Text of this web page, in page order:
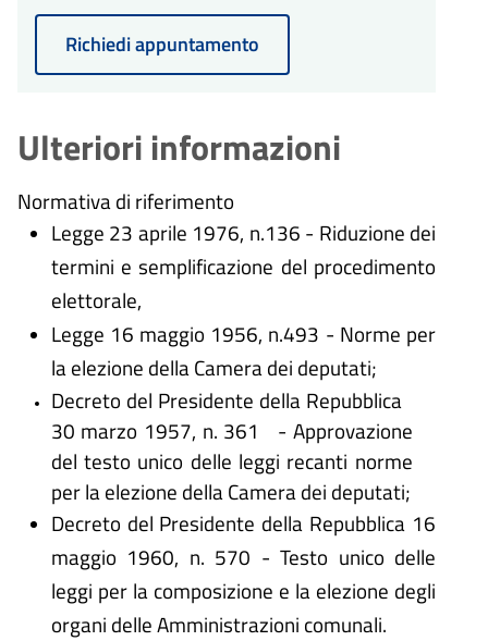
Richiedi appuntamento
Ulteriori informazioni
Normativa di riferimento
Legge 23 aprile 1976, n.136 - Riduzione dei
termini e semplificazione del procedimento
elettorale,
Legge 16 maggio 1956, n.493 - Norme per
la elezione della Camera dei deputati;
Decreto del Presidente della Repubblica
30 marzo 1957, n. 361 - Approvazione
del testo unico delle leggi recanti norme
per la elezione della Camera dei deputati;
Decreto del Presidente della Repubblica 16
maggio 1960, n. 570 - Testo unico delle
leggi per la composizione e la elezione degli
organi delle Amministrazioni comunali.